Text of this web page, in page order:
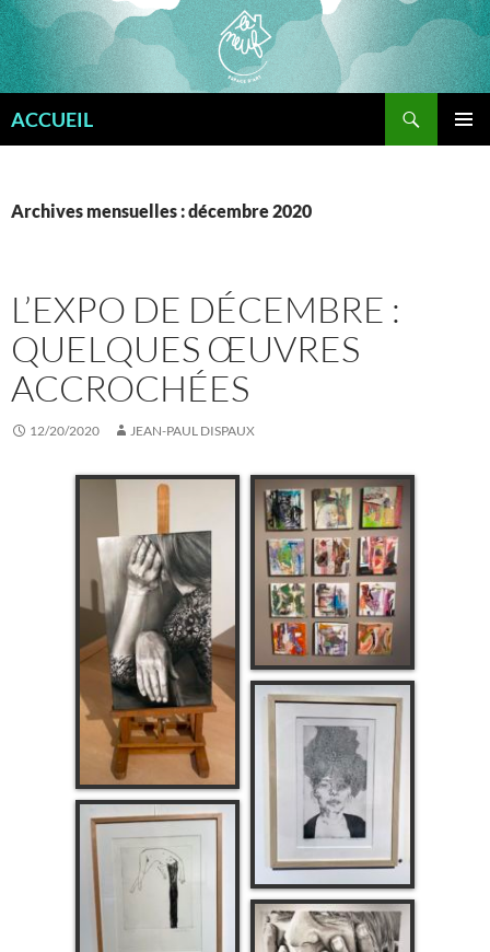
Aller
au
contenu
ACCUEIL
Archives mensuelles : décembre 2020
L’EXPO DE DÉCEMBRE :
QUELQUES ŒUVRES
ACCROCHÉES
12/20/2020 JEAN-PAUL DISPAUX